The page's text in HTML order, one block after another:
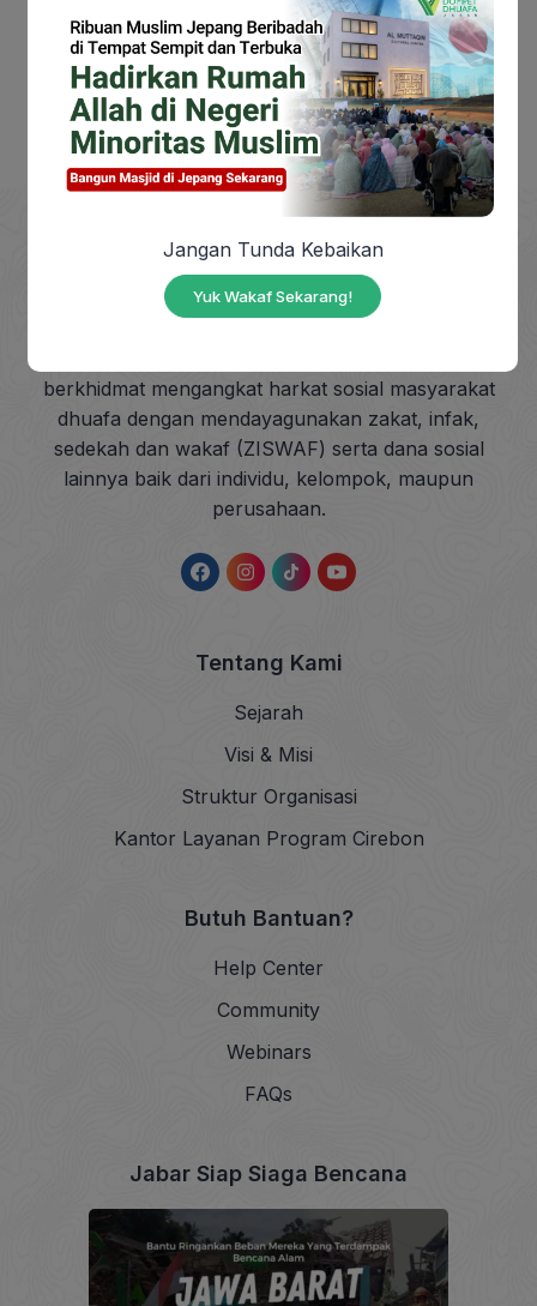
Meneladani Akhlak Rasulullah dalam
Kehidupan Sehari-hari
berkhidmat mengangkat harkat sosial masyarakat
dhuafa dengan mendayagunakan zakat, infak,
sedekah dan wakaf (ZISWAF) serta dana sosial
lainnya baik dari individu, kelompok, maupun
perusahaan.
Tentang Kami
Sejarah
Visi & Misi
Struktur Organisasi
Kantor Layanan Program Cirebon
Butuh Bantuan?
Help Center
Community
Webinars
FAQs
Jabar Siap Siaga Bencana
Jangan Tunda Kebaikan
Yuk Wakaf Sekarang!